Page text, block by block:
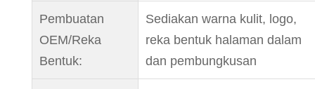
Pembuatan
OEM/Reka
Bentuk:
Sediakan warna kulit, logo,
reka bentuk halaman dalam
dan pembungkusan